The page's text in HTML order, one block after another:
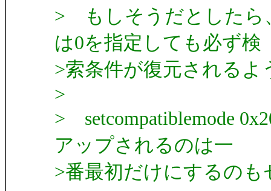
> もしそうだとしたら
は0を指定しても必ず検
>索条件が復元される
>
> setcompatiblemode
アップされるのは一
>番最初だけにするの